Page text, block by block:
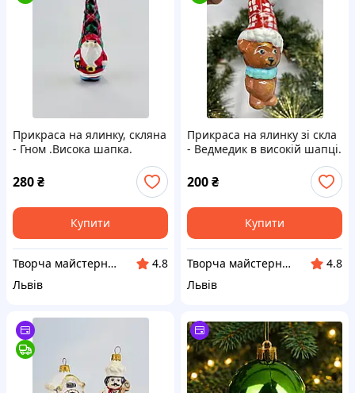
Прикраса на ялинку, скляна
- Гном .Висока шапка.
280₴
Купити
Творча майстерня "Сніжинка"
4.8
Львів
Прикраса на ялинку зі скла
- Ведмедик в високій шапці.
200₴
Купити
Творча майстерня "Сніжинка"
4.8
Львів